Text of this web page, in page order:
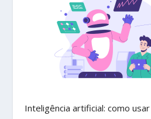
Inteligência artificial: como